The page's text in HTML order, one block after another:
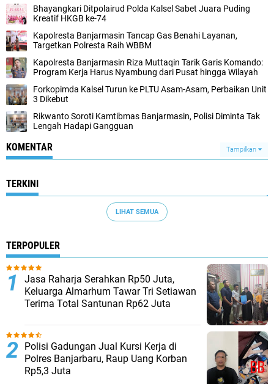
Bhayangkari Ditpolairud Polda Kalsel Sabet Juara Puding
Kreatif HKGB ke-74
Kapolresta Banjarmasin Tancap Gas Benahi Layanan,
Targetkan Polresta Raih WBBM
Kapolresta Banjarmasin Riza Muttaqin Tarik Garis Komando:
Program Kerja Harus Nyambung dari Pusat hingga Wilayah
Forkopimda Kalsel Turun ke PLTU Asam-Asam, Perbaikan Unit
3 Dikebut
Rikwanto Soroti Kamtibmas Banjarmasin, Polisi Diminta Tak
Lengah Hadapi Gangguan
KOMENTAR Tampilkan
TERKINI
LIHAT SEMUA
TERPOPULER
Jasa Raharja Serahkan Rp50 Juta,
Keluarga Almarhum Tawar Tri Setiawan
Terima Total Santunan Rp62 Juta
Polisi Gadungan Jual Kursi Kerja di
Polres Banjarbaru, Raup Uang Korban
Rp5,3 Juta